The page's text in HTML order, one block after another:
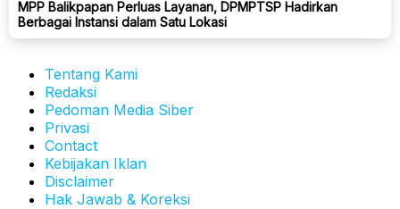
MPP Balikpapan Perluas Layanan, DPMPTSP Hadirkan
Berbagai Instansi dalam Satu Lokasi
Tentang Kami
Redaksi
Pedoman Media Siber
Privasi
Contact
Kebijakan Iklan
Disclaimer
Hak Jawab & Koreksi